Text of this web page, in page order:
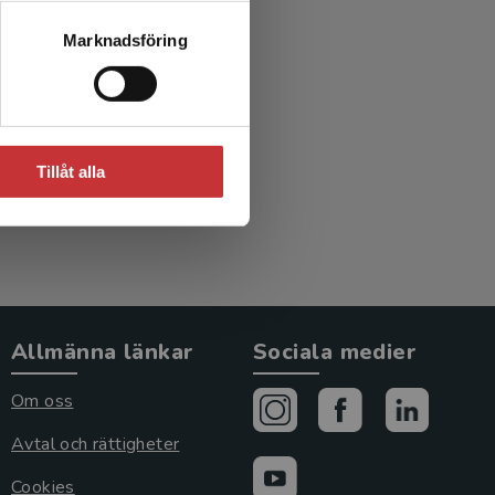
Marknadsföring
Tillåt alla
Allmänna länkar
Om oss
Avtal och rättigheter
Cookies
Sociala medier